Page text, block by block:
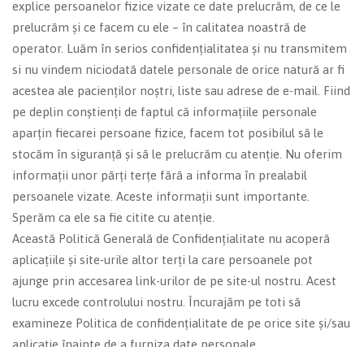
explice persoanelor fizice vizate ce date prelucrăm, de ce le
prelucrăm și ce facem cu ele – în calitatea noastră de
operator. Luăm în serios confidențialitatea și nu transmitem
si nu vindem niciodată datele personale de orice natură ar fi
acestea ale pacienților noștri, liste sau adrese de e-mail. Fiind
pe deplin conștienți de faptul că informațiile personale
aparțin fiecarei persoane fizice, facem tot posibilul să le
stocăm în siguranță și să le prelucrăm cu atenție. Nu oferim
informații unor părți terțe fără a informa în prealabil
persoanele vizate. Aceste informații sunt importante.
Sperăm ca ele sa fie citite cu atenție.
Această Politică Generală de Confidențialitate nu acoperă
aplicațiile și site-urile altor terți la care persoanele pot
ajunge prin accesarea link-urilor de pe site-ul nostru. Acest
lucru excede controlului nostru. Încurajăm pe toti să
examineze Politica de confidențialitate de pe orice site și/sau
aplicație înainte de a furniza date personale.